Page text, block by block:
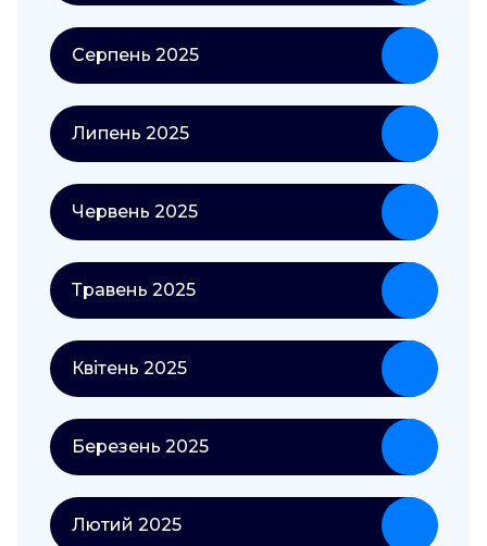
Серпень 2025
Липень 2025
Червень 2025
Травень 2025
Квітень 2025
Березень 2025
Лютий 2025